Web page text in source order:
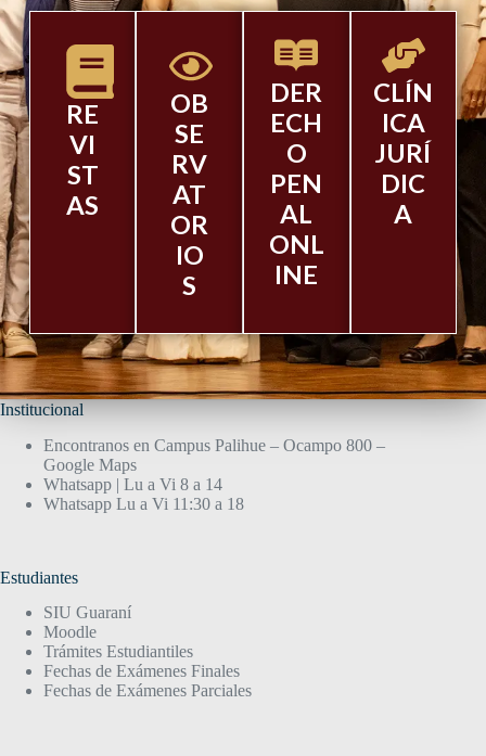
RE
VI
ST
AS
OB
SE
RV
AT
OR
IO
S
DER
ECH
O
PEN
AL
ONL
INE
CLÍN
ICA
JURÍ
DIC
A
Institucional
Encontranos en Campus Palihue – Ocampo 800 –
Google Maps
Whatsapp | Lu a Vi 8 a 14
Whatsapp Lu a Vi 11:30 a 18
Estudiantes
SIU Guaraní
Moodle
Trámites Estudiantiles
Fechas de Exámenes Finales
Fechas de Exámenes Parciales